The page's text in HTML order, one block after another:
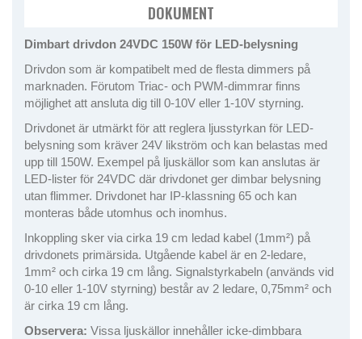
DOKUMENT
Dimbart drivdon 24VDC 150W för LED-belysning
Drivdon som är kompatibelt med de flesta dimmers på
marknaden. Förutom Triac- och PWM-dimmrar finns
möjlighet att ansluta dig till 0-10V eller 1-10V styrning.
Drivdonet är utmärkt för att reglera ljusstyrkan för LED-
belysning som kräver 24V likström och kan belastas med
upp till 150W. Exempel på ljuskällor som kan anslutas är
LED-lister för 24VDC där drivdonet ger dimbar belysning
utan flimmer. Drivdonet har IP-klassning 65 och kan
monteras både utomhus och inomhus.
Inkoppling sker via cirka 19 cm ledad kabel (1mm²) på
drivdonets primärsida. Utgående kabel är en 2-ledare,
1mm² och cirka 19 cm lång. Signalstyrkabeln (används vid
0-10 eller 1-10V styrning) består av 2 ledare, 0,75mm² och
är cirka 19 cm lång.
Observera: Vissa ljuskällor innehåller icke-dimbbara